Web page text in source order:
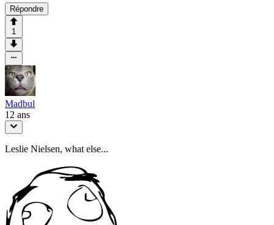
Répondre
1
Madbul
12 ans
Leslie Nielsen, what else...